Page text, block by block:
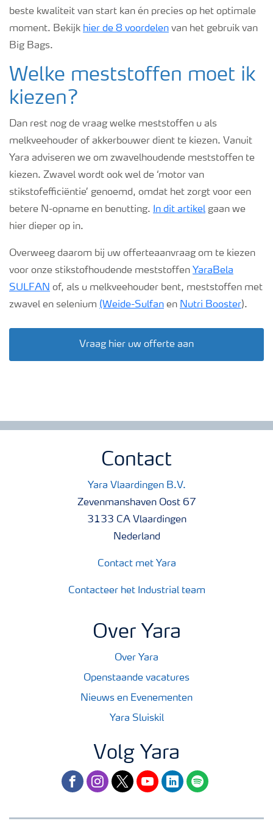
beste kwaliteit van start kan én precies op het optimale
moment. Bekijk hier de 8 voordelen van het gebruik van
Big Bags.
Welke meststoffen moet ik
kiezen?
Dan rest nog de vraag welke meststoffen u als
melkveehouder of akkerbouwer dient te kiezen. Vanuit
Yara adviseren we om zwavelhoudende meststoffen te
kiezen. Zwavel wordt ook wel de ‘motor van
stikstofefficiëntie’ genoemd, omdat het zorgt voor een
betere N-opname en benutting.
In dit artikel gaan we
hier dieper op in.
Overweeg daarom bij uw offerteaanvraag om te kiezen
voor onze stikstofhoudende meststoffen YaraBela
SULFAN of, als u melkveehouder bent, meststoffen met
zwavel en selenium (Weide-Sulfan en Nutri Booster).
Vraag hier uw offerte aan
Contact
Yara Vlaardingen B.V.
Zevenmanshaven Oost 67
3133 CA Vlaardingen
Nederland
Contact met Yara
Contacteer het Industrial team
Over Yara
Over Yara
Openstaande vacatures
Nieuws en Evenementen
Yara Sluiskil
Volg Yara
facebookinstagram
twitteryoutubelinkedinspotify